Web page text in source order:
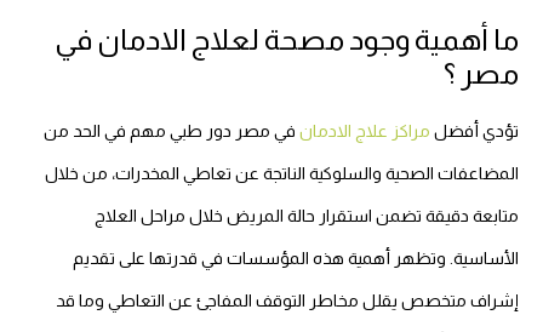
ما أهمية وجود مصحة لعلاج الادمان في
مصر ؟
تؤدي أفضل مراكز علاج الادمان في مصر دور طبي مهم في الحد من
المضاعفات الصحية والسلوكية الناتجة عن تعاطي المخدرات، من خلال
متابعة دقيقة تضمن استقرار حالة المريض خلال مراحل العلاج
الأساسية. وتظهر أهمية هذه المؤسسات في قدرتها على تقديم
إشراف متخصص يقلل مخاطر التوقف المفاجئ عن التعاطي وما قد